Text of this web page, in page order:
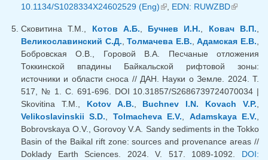
ссылка)
10.1134/S1028334X24602529 (Eng)(внешняя ссылка)
, EDN: RUWZBD(внешняя
Сковитина Т.М., Котов А.Б., Бучнев И.Н., Ковач В.П.,
Великославинский С.Д.,Толмачева Е.В.,Адамская Е.В.,
Бобровская О.В., Горовой В.А. Песчаные отложения
Токкинской впадины Байкальской рифтовой зоны:
источники и области сноса // ДАН. Науки о Земле. 2024. Т.
517, № 1. С. 691-696. DOI 10.31857/S2686739724070034 |
Skovitina T.M., Kotov A.B., Buchnev I.N. Kovach V.P.,
Velikoslavinskii S.D., Tolmacheva E.V., Adamskaya E.V.,
Bobrovskaya O.V., Gorovoy V.A. Sandy sediments in the Tokko
Basin of the Baikal rift zone: sources and provenance areas //
Doklady Earth Sciences. 2024. V. 517. 1089-1092. DOI: